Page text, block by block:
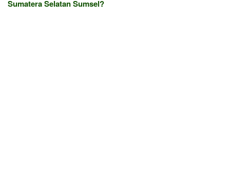
Sumatera Selatan Sumsel?